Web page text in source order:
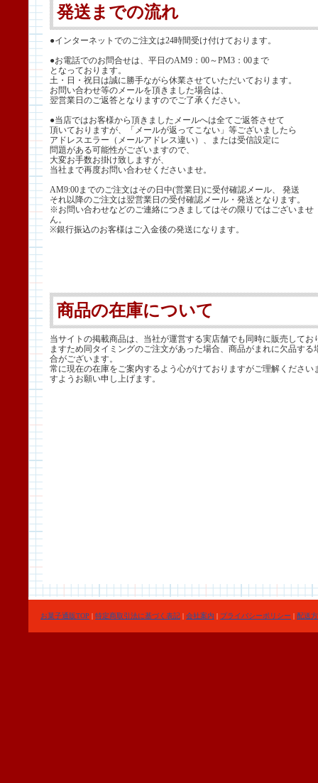
発送までの流れ
●インターネットでのご注文は24時間受け付けております。
●お電話でのお問合せは、平日のAM9：00～PM3：00まで
となっております。
土・日・祝日は誠に勝手ながら休業させていただいております。
お問い合わせ等のメールを頂きました場合は、
翌営業日のご返答となりますのでご了承ください。
●当店ではお客様から頂きましたメールへは全てご返答させて
頂いておりますが、「メールが返ってこない」等ございましたら
アドレスエラー（メールアドレス違い）、または受信設定に
問題がある可能性がございますので、
大変お手数お掛け致しますが、
当社まで再度お問い合わせくださいませ。
AM9:00までのご注文はその日中(営業日)に受付確認メール、 発送
それ以降のご注文は翌営業日の受付確認メール・発送となります。
※お問い合わせなどのご連絡につきましてはその限りではございませ
ん。
※銀行振込のお客様はご入金後の発送になります。
商品の在庫について
当サイトの掲載商品は、当社が運営する実店舗でも同時に販売してお
ますため同タイミングのご注文があった場合、商品がまれに欠品する
合がございます。
常に現在の在庫をご案内するよう心がけておりますがご理解ください
すようお願い申し上げます。
お菓子通販TOP | 特定商取引法に基づく表記 | 会社案内 | プライバシーポリシー | 配送